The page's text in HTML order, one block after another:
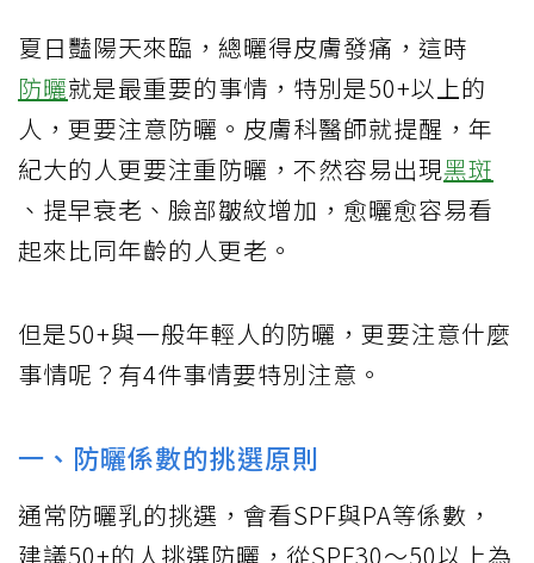
夏日豔陽天來臨，總曬得皮膚發痛，這時
防曬就是最重要的事情，特別是50+以上的
人，更要注意防曬。皮膚科醫師就提醒，年
紀大的人更要注重防曬，不然容易出現黑斑
、提早衰老、臉部皺紋增加，愈曬愈容易看
起來比同年齡的人更老。
但是50+與一般年輕人的防曬，更要注意什麼
事情呢？有4件事情要特別注意。
一、防曬係數的挑選原則
通常防曬乳的挑選，會看SPF與PA等係數，
建議50+的人挑選防曬，從SPF30～50以上為